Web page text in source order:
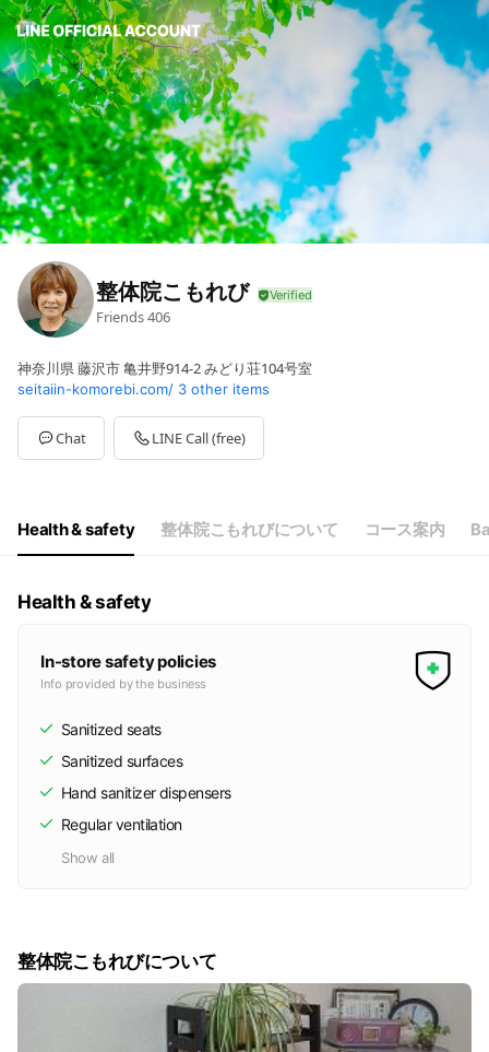
整体院こもれび
Friends406
神奈川県 藤沢市 亀井野914-2 みどり荘104号室
seitaiin-komorebi.com/ 3 other items
Chat LINE Call (free)
Health & safety 整体院こもれびについて コース案内
Health & safety
In-store safety policies
Info provided by the business
Sanitized seats
Sanitized surfaces
Hand sanitizer dispensers
Regular ventilation
Show all
整体院こもれびについて